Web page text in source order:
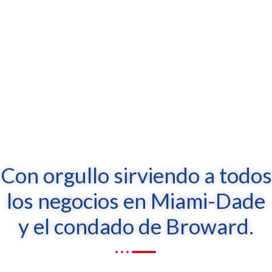
Con orgullo sirviendo a todos
los negocios en Miami-Dade
y el condado de Broward.